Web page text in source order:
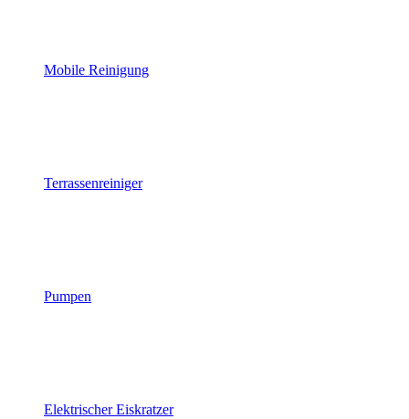
Mobile Reinigung
Terrassenreiniger
Pumpen
Elektrischer Eiskratzer